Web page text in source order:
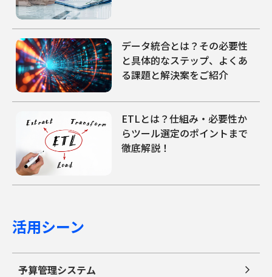
データ統合とは？その必要性
と具体的なステップ、よくあ
る課題と解決案をご紹介
ETLとは？仕組み・必要性か
らツール選定のポイントまで
徹底解説！
活用シーン
予算管理システム